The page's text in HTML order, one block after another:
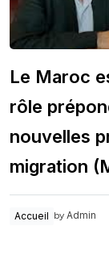
Le Maroc
rôle
nouvelles
migration
Accueil by Admin